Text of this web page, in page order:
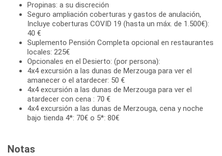
Propinas: a su discreción
Seguro ampliación coberturas y gastos de anulación,
Incluye coberturas COVID 19 (hasta un máx. de 1.500€):
40 €
Suplemento Pensión Completa opcional en restaurantes
locales: 225€
Opcionales en el Desierto: (por persona):
4x4 excursión a las dunas de Merzouga para ver el
amanecer o el atardecer: 50 €
4x4 excursión a las dunas de Merzouga para ver el
atardecer con cena : 70 €
4x4 excursión a las dunas de Merzouga, cena y noche
bajo tienda 4*: 70€ o 5*: 80€
Notas